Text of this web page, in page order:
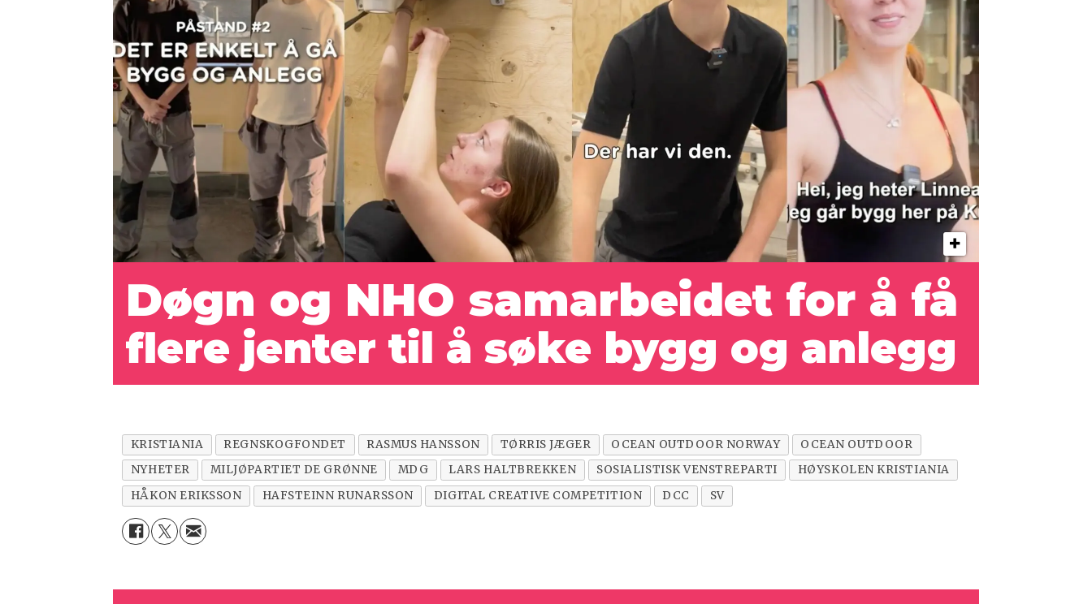
Døgn og NHO samarbeidetfor å få
flere jenter til å søke bygg og anlegg
KRISTIANIA REGNSKOGFONDET RASMUS HANSSON TØRRIS JÆGER OCEAN OUTDOOR NORWAY
OCEAN OUTDOOR
NYHETER
MILJØPARTIET DE GRØNNE MDG LARS HALTBREKKEN SOSIALISTISK VENSTREPARTI
HØYSKOLEN KRISTIANIA
HÅKON ERIKSSON
HAFSTEINN RUNARSSON DIGITAL CREATIVE COMPETITION DCC SV